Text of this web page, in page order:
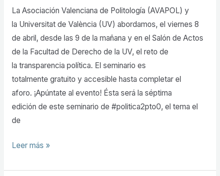
La Asociación Valenciana de Politología (AVAPOL) y
la Universitat de València (UV) abordamos, el viernes 8
de abril, desde las 9 de la mañana y en el Salón de Actos
de la Facultad de Derecho de la UV, el reto de
la transparencia política. El seminario es
totalmente gratuito y accesible hasta completar el
aforo. ¡Apúntate al evento! Ésta será la séptima
edición de este seminario de #politica2pto0, el tema el
de
Seminario
de
Política
2.0:
Los
retos
de
transparencia
la
Valenciana
Leer más »